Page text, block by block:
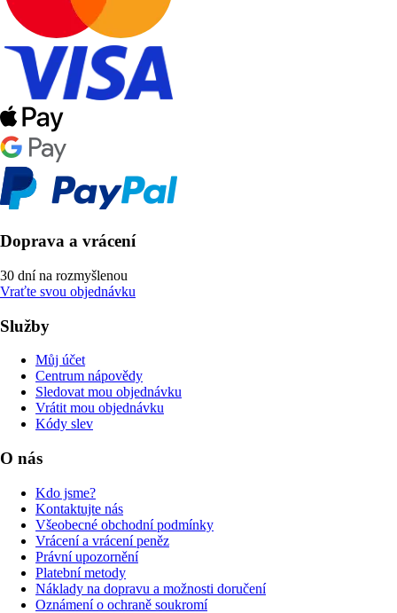
Doprava a vrácení
30 dní na rozmyšlenou
Vraťte svou objednávku
Služby
Můj účet
Centrum nápovědy
Sledovat mou objednávku
Vrátit mou objednávku
Kódy slev
O nás
Kdo jsme?
Kontaktujte nás
Všeobecné obchodní podmínky
Vrácení a vrácení peněz
Právní upozornění
Platební metody
Náklady na dopravu a možnosti doručení
Oznámení o ochraně soukromí